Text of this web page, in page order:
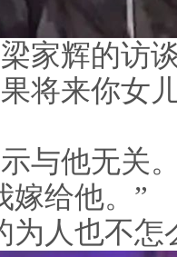
辉的访
来你女儿
他无关
给他。”
人也不怎